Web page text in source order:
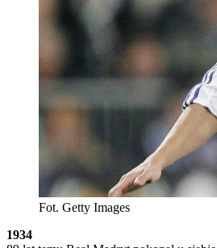
Fot. Getty Images
1934